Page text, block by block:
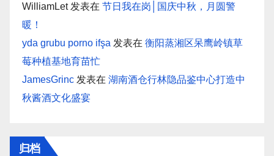
WilliamLet发表在 节日我在岗│国庆中秋，月圆警
暖！
yda grubu porno ifşa 发表在 衡阳蒸湘区呆鹰岭镇草
莓种植基地育苗忙
JamesGrinc 发表在 湖南酒仓行林隐品鉴中心打造中
秋酱酒文化盛宴
归档